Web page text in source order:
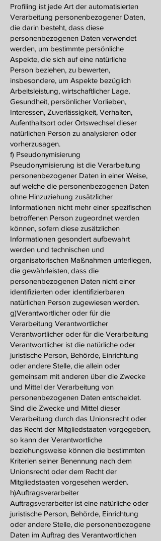
Profiling ist jede Art der automatisierten
Verarbeitung personenbezogener Daten,
die darin besteht, dass diese
personenbezogenen Daten verwendet
werden, um bestimmte persönliche
Aspekte, die sich auf eine natürliche
Person beziehen, zu bewerten,
insbesondere, um Aspekte bezüglich
Arbeitsleistung, wirtschaftlicher Lage,
Gesundheit, persönlicher Vorlieben,
Interessen, Zuverlässigkeit, Verhalten,
Aufenthaltsort oder Ortswechsel dieser
natürlichen Person zu analysieren oder
vorherzusagen.
f) Pseudonymisierung
Pseudonymisierung ist die Verarbeitung
personenbezogener Daten in einer Weise,
auf welche die personenbezogenen Daten
ohne Hinzuziehung zusätzlicher
Informationen nicht mehr einer spezifischen
betroffenen Person zugeordnet werden
können, sofern diese zusätzlichen
Informationen gesondert aufbewahrt
werden und technischen und
organisatorischen Maßnahmen unterliegen,
die gewährleisten, dass die
personenbezogenen Daten nicht einer
identifizierten oder identifizierbaren
natürlichen Person zugewiesen werden.
g)Verantwortlicher oder für die
Verarbeitung Verantwortlicher
Verantwortlicher oder für die Verarbeitung
Verantwortlicher ist die natürliche oder
juristische Person, Behörde, Einrichtung
oder andere Stelle, die allein oder
gemeinsam mit anderen über die Zwecke
und Mittel der Verarbeitung von
personenbezogenen Daten entscheidet.
Sind die Zwecke und Mittel dieser
Verarbeitung durch das Unionsrecht oder
das Recht der Mitgliedstaaten vorgegeben,
so kann der Verantwortliche
beziehungsweise können die bestimmten
Kriterien seiner Benennung nach dem
Unionsrecht oder dem Recht der
Mitgliedstaaten vorgesehen werden.
h)Auftragsverarbeiter
Auftragsverarbeiter ist eine natürliche oder
juristische Person, Behörde, Einrichtung
oder andere Stelle, die personenbezogene
Daten im Auftrag des Verantwortlichen